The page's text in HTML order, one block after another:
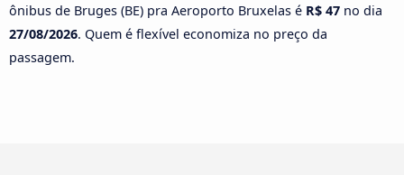
ônibus de Bruges (BE) pra Aeroporto Bruxelas é R$ 47 no dia
27/08/2026. Quem é flexível economiza no preço da
passagem.